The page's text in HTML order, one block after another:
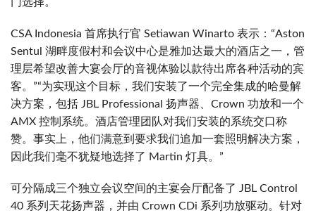
门选择。
CSA Indonesia 首席执行官 Setiawan Winarto 表示：“Aston
Sentul 湖畔度假村和会议中心是雅加达最大的酒店之一，管
理层希望改善大宴会厅的音视体验以款待出席各种活动的宾
客。”“为实现这个目标，我们安装了一个完全集成的哈曼解
决方案，包括 JBL Professional 扬声器、Crown 功放和一个
AMX 控制系统。酒店管理团队对我们安装的系统交口称
赞。事实上，他们满意到要求我们追加一套照明解决方案，
因此我们毫不犹疑地选择了 Martin 灯具。”
可分隔成三个独立会议空间的主宴会厅配备了 JBL Control
40 系列天花扬声器，并由 Crown CDi 系列功放驱动。针对